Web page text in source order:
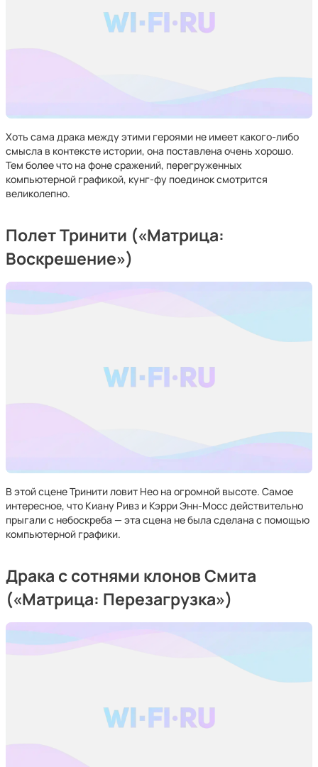
Хоть сама драка между этими героями не имеет какого-либо
смысла в контексте истории, она поставлена очень хорошо.
Тем более что на фоне сражений, перегруженных
компьютерной графикой, кунг-фу поединок смотрится
великолепно.
Полет Тринити («Матрица:
Воскрешение»)
В этой сцене Тринити ловит Нео на огромной высоте. Самое
интересное, что Киану Ривз и Кэрри Энн-Мосс действительно
прыгали с небоскреба — эта сцена не была сделана с помощью
компьютерной графики.
Драка с сотнями клонов Смита
(«Матрица: Перезагрузка»)